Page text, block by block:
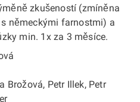
zkušeností (zmíněna
německými farnostmi) a
min. 1x za 3 měsíce.
Brožová, Petr Illek, Petr